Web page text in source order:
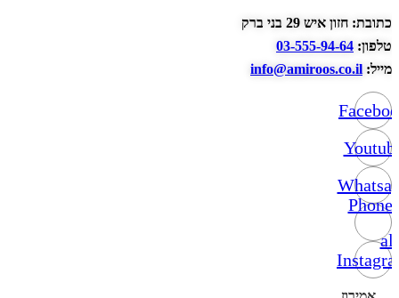
כתובת: חזון איש 29 בני ברק
טלפון: 03-555-94-64
מייל: info@amiroos.co.il
Phone-
alt